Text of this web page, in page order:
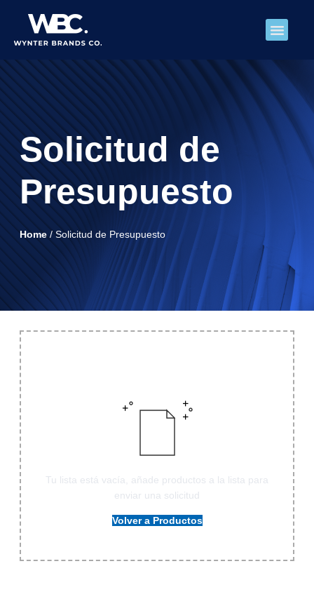
Solicitud de
Presupuesto
Home / Solicitud de Presupuesto
Tu lista está vacía, añade productos a la lista para
enviar una solicitud
Volver a Productos